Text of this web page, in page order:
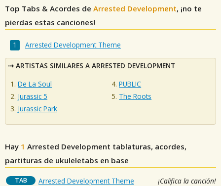
Top Tabs & Acordes de Arrested Development, ¡no te
pierdas estas canciones!
Arrested Development Theme
ARTISTAS SIMILARES A ARRESTED DEVELOPMENT
De La Soul
Jurassic 5
Jurassic Park
PUBLIC
The Roots
Hay 1 Arrested Development tablaturas, acordes,
partituras de ukuleletabs en base
TAB Arrested Development Theme ¡Califica la canción!